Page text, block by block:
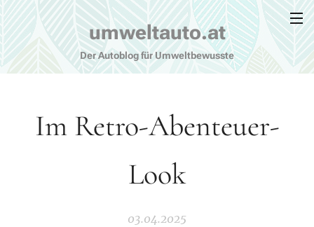
umweltauto.at
Der Autoblog für Umweltbewusste
Im Retro-Abenteuer-
Look
03.04.2025